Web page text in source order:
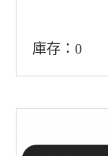
庫存：0